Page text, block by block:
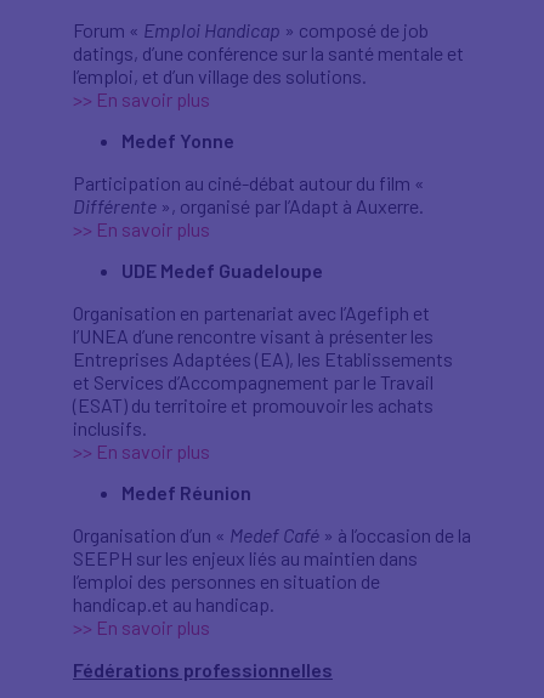
Forum « Emploi Handicap » composé de job
datings, d’une conférence sur la santé mentale et
l’emploi, et d’un village des solutions.
>> En savoir plus
Medef Yonne
Participation au ciné-débat autour du film «
Différente », organisé par l’Adapt à Auxerre.
>> En savoir plus
UDE Medef Guadeloupe
Organisation en partenariat avec l’Agefiph et
l’UNEA d’une rencontre visant à présenter les
Entreprises Adaptées (EA), les Etablissements
et Services d’Accompagnement par le Travail
(ESAT) du territoire et promouvoir les achats
inclusifs.
>> En savoir plus
Medef Réunion
Organisation d’un « Medef Café » à l’occasion de la
SEEPH sur les enjeux liés au maintien dans
l’emploi des personnes en situation de
handicap.et au handicap.
>> En savoir plus
Fédérations professionnelles